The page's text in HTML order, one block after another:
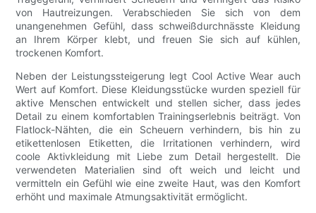
von Hautreizungen. Verabschieden Sie sich von dem
unangenehmen Gefühl, dass schweißdurchnässte Kleidung
an Ihrem Körper klebt, und freuen Sie sich auf kühlen,
trockenen Komfort.
Neben der Leistungssteigerung legt Cool Active Wear auch
Wert auf Komfort. Diese Kleidungsstücke wurden speziell für
aktive Menschen entwickelt und stellen sicher, dass jedes
Detail zu einem komfortablen Trainingserlebnis beiträgt. Von
Flatlock-Nähten, die ein Scheuern verhindern, bis hin zu
etikettenlosen Etiketten, die Irritationen verhindern, wird
coole Aktivkleidung mit Liebe zum Detail hergestellt. Die
verwendeten Materialien sind oft weich und leicht und
vermitteln ein Gefühl wie eine zweite Haut, was den Komfort
erhöht und maximale Atmungsaktivität ermöglicht.